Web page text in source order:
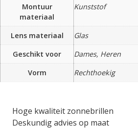
Montuur
materiaal
Kunststof
Lens materiaal
Glas
Geschikt voor
Dames, Heren
Vorm
Rechthoekig
Hoge kwaliteit zonnebrillen
Deskundig advies op maat